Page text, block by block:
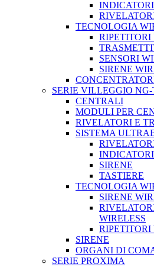
INDICATORI
TECNOLOGIA
RIPETITORI
SENSORI
SIRENE
SERIE VILLEGGIO
CENTRALI
MODULI PER
RIVELATORI E
SISTEMA
INDICATORI
SIRENE
TASTIERE
TECNOLOGIA
SIRENE
WIRELESS
RIPETITORI
SIRENE
ORGANI DI
SERIE PROXIMA